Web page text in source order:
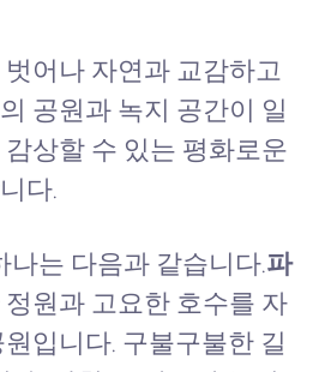
어나 자연과 교감하고
공원과 녹지 공간이 일
상할 수 있는 평화로운
다.
나는 다음과 같습니다.파
정원과 고요한 호수를 자
입니다. 구불구불한 길